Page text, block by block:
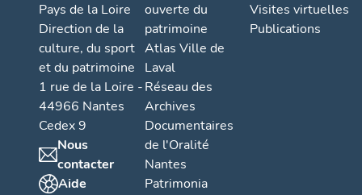
Pays de la Loire
Direction de la
culture, du sport
et du patrimoine
1 rue de la Loire -
44966 Nantes
Cedex 9
Nous
contacter
Aide
ouverte du
patrimoine
Atlas Ville de
Laval
Réseau des
Archives
Documentaires
de l'Oralité
Nantes
Patrimonia
Visites virtuelles
Publications